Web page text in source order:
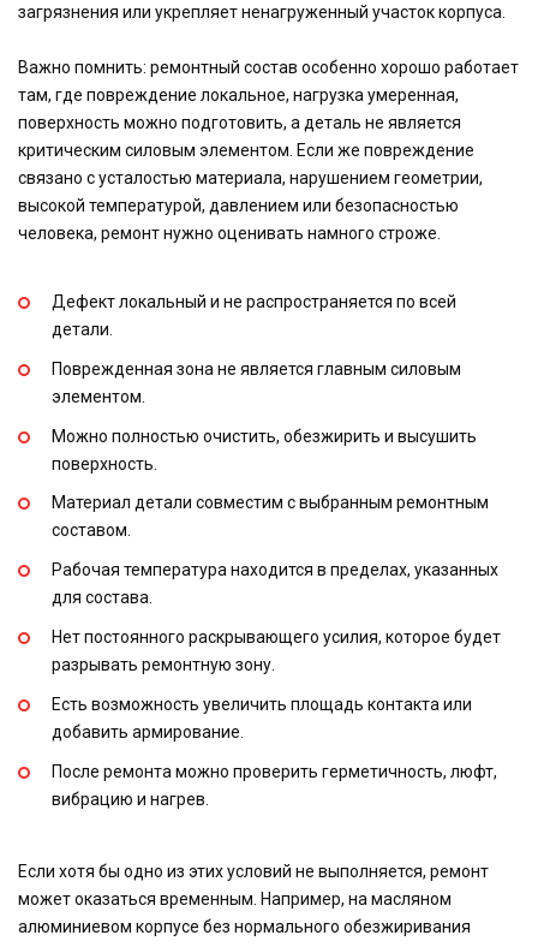
загрязнения или укрепляет ненагруженный участок корпуса.
Важно помнить: ремонтный состав особенно хорошо работает
там, где повреждение локальное, нагрузка умеренная,
поверхность можно подготовить, а деталь не является
критическим силовым элементом. Если же повреждение
связано с усталостью материала, нарушением геометрии,
высокой температурой, давлением или безопасностью
человека, ремонт нужно оценивать намного строже.
Дефект локальный и не распространяется по всей
детали.
Поврежденная зона не является главным силовым
элементом.
Можно полностью очистить, обезжирить и высушить
поверхность.
Материал детали совместим с выбранным ремонтным
составом.
Рабочая температура находится в пределах, указанных
для состава.
Нет постоянного раскрывающего усилия, которое будет
разрывать ремонтную зону.
Есть возможность увеличить площадь контакта или
добавить армирование.
После ремонта можно проверить герметичность, люфт,
вибрацию и нагрев.
Если хотя бы одно из этих условий не выполняется, ремонт
может оказаться временным. Например, на масляном
алюминиевом корпусе без нормального обезжиривания